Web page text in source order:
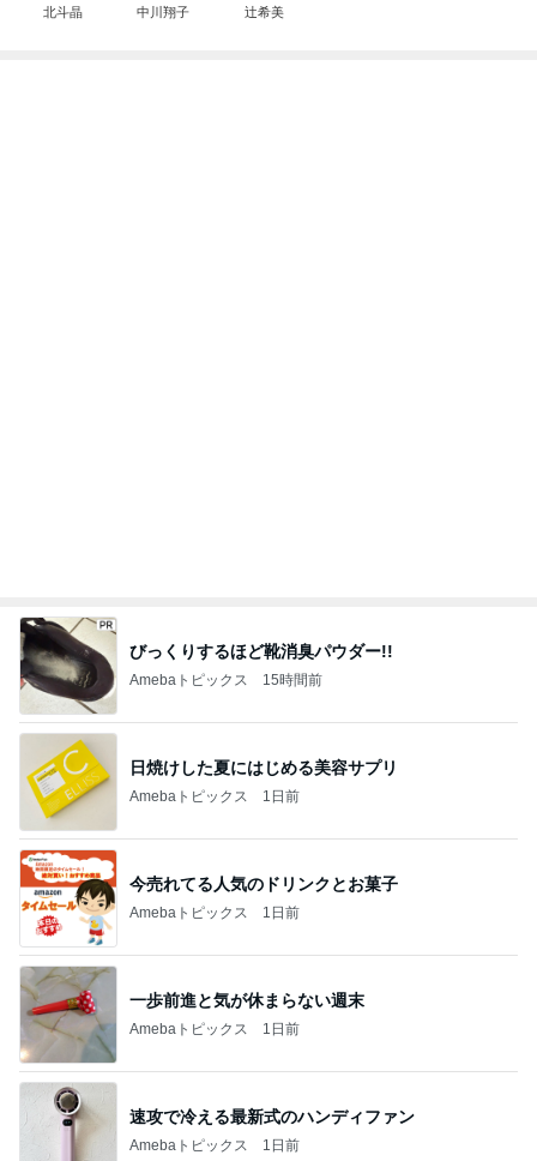
北斗晶 中川翔子 辻希美
びっくりするほど靴消臭パウダー!!
Amebaトピックス 15時間前
日焼けした夏にはじめる美容サプリ
Amebaトピックス 1日前
今売れてる人気のドリンクとお菓子
Amebaトピックス 1日前
一歩前進と気が休まらない週末
Amebaトピックス 1日前
速攻で冷える最新式のハンディファン
Amebaトピックス 1日前